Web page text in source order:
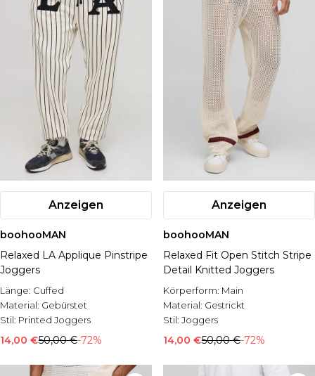
Anzeigen
boohooMAN
Relaxed LA Applique Pinstripe
Joggers
Länge: Cuffed
Material: Gebürstet
Stil: Printed Joggers
14,00 €50,00 €-72%
Anzeigen
boohooMAN
Relaxed Fit Open Stitch Stripe
Detail Knitted Joggers
Körperform: Main
Material: Gestrickt
Stil: Joggers
14,00 €50,00 €-72%